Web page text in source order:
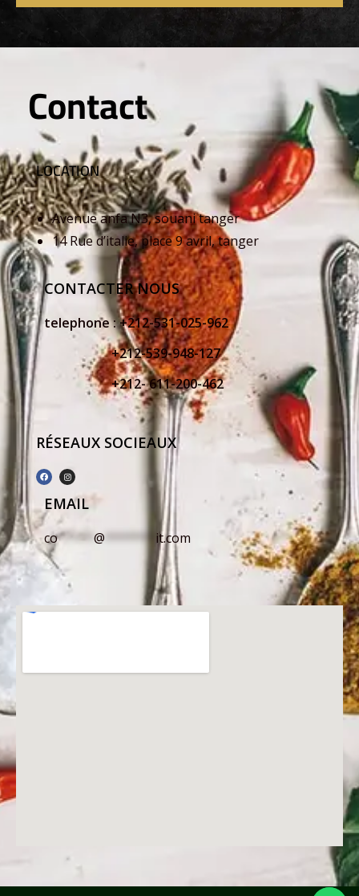
Contact
LOCATION
Avenue anfa N3, souani tanger
14 Rue d’italie, place 9 avril, tanger
CONTACTER NOUS
telephone :+212-531-025-962
+212-539-948-127
+212- 611-200-462
RÉSEAUX SOCIEAUX
EMAIL
co*****@ ******* it.com